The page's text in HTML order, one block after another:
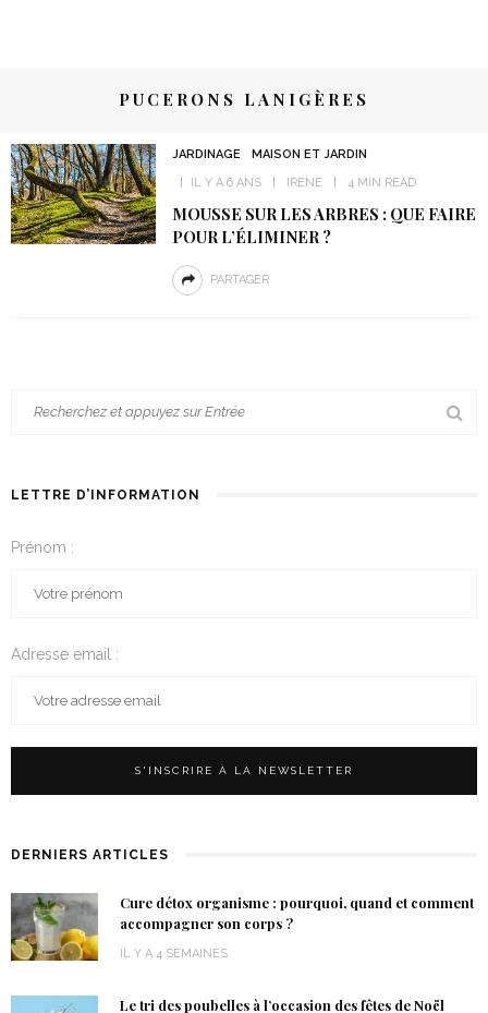
PUCERONS LANIGÈRES
JARDINAGE
MAISON ET JARDIN
IL Y A 6 ANS
IRENE 4 MIN READ
MOUSSE SUR LES ARBRES : QUE FAIRE
POUR L’ÉLIMINER ?
PARTAGER
LETTRE D’INFORMATION
Prénom :
Adresse email :
DERNIERS ARTICLES
Cure détox organisme : pourquoi, quand et comment
accompagner son corps ?
IL Y A 4 SEMAINES
Le tri des poubelles à l’occasion des fêtes de Noël